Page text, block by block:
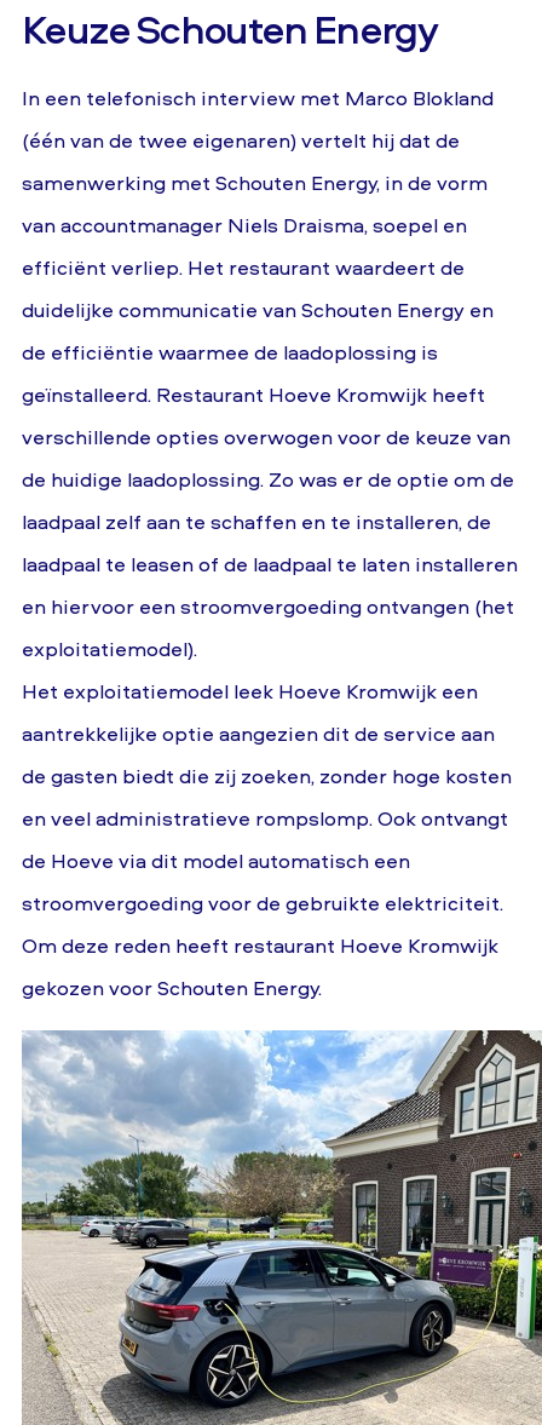
Keuze Schouten Energy
In een telefonisch interview met Marco Blokland
(één van de twee eigenaren) vertelt hij dat de
samenwerking met Schouten Energy, in de vorm
van accountmanager Niels Draisma, soepel en
efficiënt verliep. Het restaurant waardeert de
duidelijke communicatie van Schouten Energy en
de efficiëntie waarmee de laadoplossing is
geïnstalleerd. Restaurant Hoeve Kromwijk heeft
verschillende opties overwogen voor de keuze van
de huidige laadoplossing. Zo was er de optie om de
laadpaal zelf aan te schaffen en te installeren, de
laadpaal te leasen of de laadpaal te laten installeren
en hiervoor een stroomvergoeding ontvangen (het
exploitatiemodel).
Het exploitatiemodel leek Hoeve Kromwijk een
aantrekkelijke optie aangezien dit de service aan
de gasten biedt die zij zoeken, zonder hoge kosten
en veel administratieve rompslomp. Ook ontvangt
de Hoeve via dit model automatisch een
stroomvergoeding voor de gebruikte elektriciteit.
Om deze reden heeft restaurant Hoeve Kromwijk
gekozen voor Schouten Energy.